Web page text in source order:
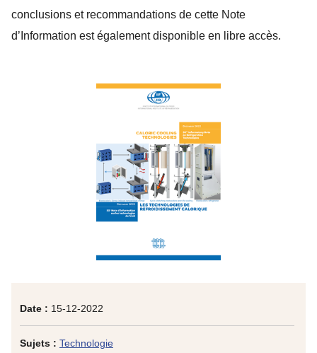
Date : 15-12-2022
Sujets : Technologie
conclusions et recommandations de cette Note
d’Information est également disponible en libre accès.